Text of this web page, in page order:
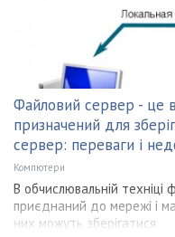
Файловий сервер - це
призначений для
сервер: переваги і
Компютери
В обчислювальній
приєднаний до мережі і
них можуть зберігатися